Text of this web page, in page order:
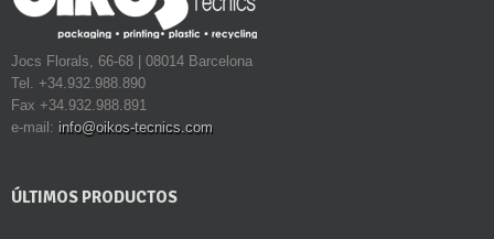
Jocs Florals, 66-68 | 08014 Barcelona
Tel. +34.932.988.890
Fax +34.932.988.891
e-mail: info@oikos-tecnics.com
ÚLTIMOS PRODUCTOS